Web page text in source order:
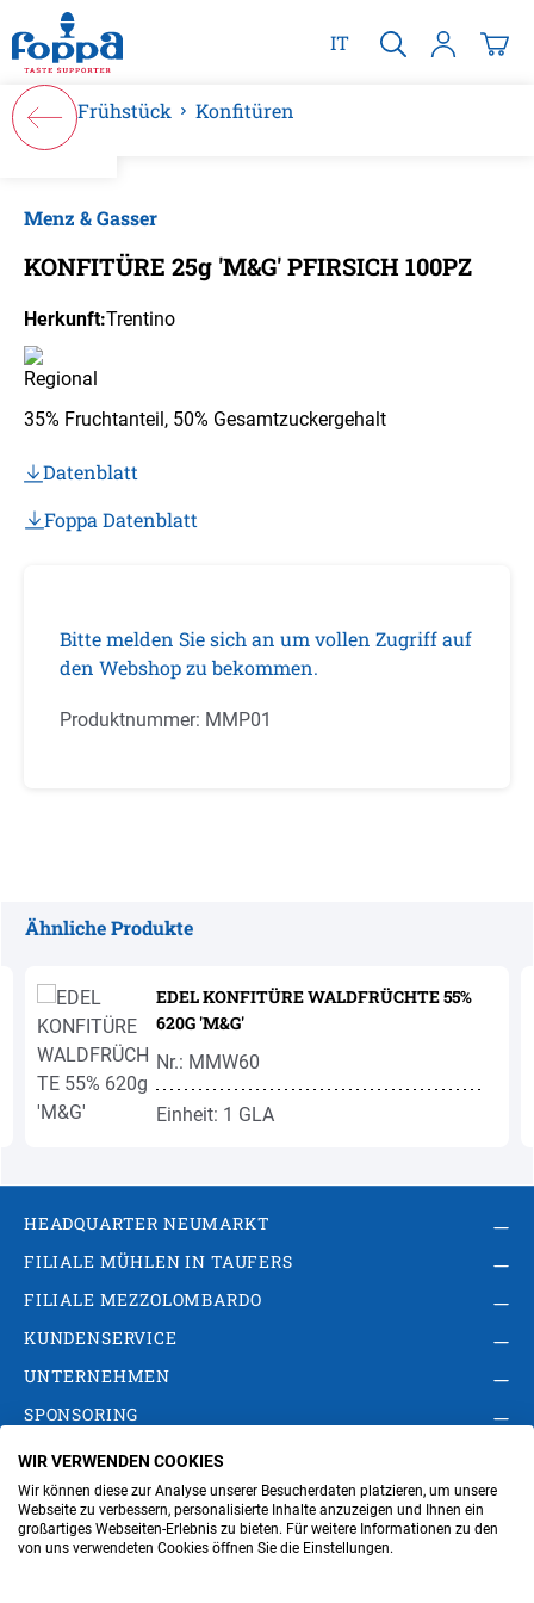
springen
IT
Frühstück Konfitüren
Menz & Gasser
KONFITÜRE 25g 'M&G' PFIRSICH 100PZ
Herkunft:Trentino
35% Fruchtanteil, 50% Gesamtzuckergehalt
Datenblatt
Foppa Datenblatt
Bitte melden Sie sich an um vollen Zugriff auf
den Webshop zu bekommen.
Produktnummer: MMP01
Ähnliche Produkte
EDEL KONFITÜRE WALDFRÜCHTE 55%
620G 'M&G'
Nr.: MMW60
Einheit: 1 GLA
HEADQUARTER NEUMARKT
FILIALE MÜHLEN IN TAUFERS
FILIALE MEZZOLOMBARDO
KUNDENSERVICE
UNTERNEHMEN
SPONSORING
AGB Privacy Policy
Impressum
Cookie-Einstellungen ändern
Verwaltung
WIR VERWENDEN COOKIES
Wir können diese zur Analyse unserer Besucherdaten platzieren, um unsere
Webseite zu verbessern, personalisierte Inhalte anzuzeigen und Ihnen ein
großartiges Webseiten-Erlebnis zu bieten. Für weitere Informationen zu den
von uns verwendeten Cookies öffnen Sie die Einstellungen.